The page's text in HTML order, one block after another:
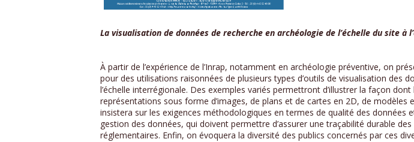
La visualisation de données de recherche en archéologie de l’échelle du site à
À partir de l’expérience de l’Inrap, notamment en archéologie préventive, on
pour des utilisations raisonnées de plusieurs types d’outils de visualisation des
l’échelle interrégionale. Des exemples variés permettront d’illustrer la façon
représentations sous forme d’images, de plans et de cartes en 2D, de
insistera sur les exigences méthodologiques en termes de qualité des données
gestion des données, qui doivent permettre d’assurer une traçabilité durable
réglementaires. Enfin, on évoquera la diversité des publics concernés par ces